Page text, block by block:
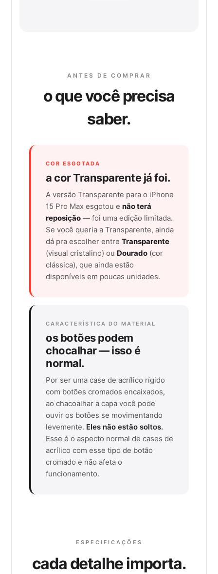
ANTES DE COMPRAR
o que você precisa
saber.
COR ESGOTADA
a cor Transparente já foi.
A versão Transparente para o iPhone
15 Pro Max esgotou e não terá
reposição — foi uma edição limitada.
Se você queria a Transparente, ainda
dá pra escolher entre Transparente
(visual cristalino) ou Dourado (cor
clássica), que ainda estão
disponíveis em poucas unidades.
CARACTERÍSTICA DO MATERIAL
os botões podem
chocalhar — isso é
normal.
Por ser uma case de acrílico rígido
com botões cromados encaixados,
ao chacoalhar a capa você pode
ouvir os botões se movimentando
levemente. Eles não estão soltos.
Esse é o aspecto normal de cases de
acrílico com esse tipo de botão
cromado e não afeta o
funcionamento.
ESPECIFICAÇÕES
cada detalhe importa.